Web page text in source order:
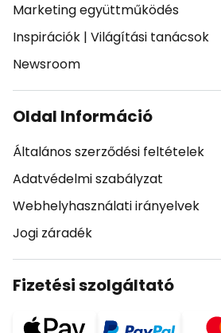
Marketing együttműködés
Inspirációk | Világítási tanácsok
Newsroom
Oldal Információ
Általános szerződési feltételek
Adatvédelmi szabályzat
Webhelyhasználati irányelvek
Jogi záradék
Fizetési szolgáltató